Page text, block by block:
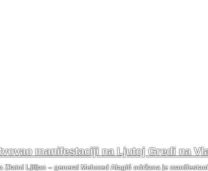
manifestaciji na Ljutoj Gredi na
Ljiljan – general Mehmed Alagić održana je